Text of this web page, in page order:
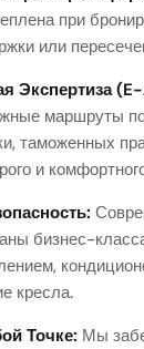
при
или
Экспертиза
маршруты по
таможенных
и
бизнес-
кресла.
Точке: Мы